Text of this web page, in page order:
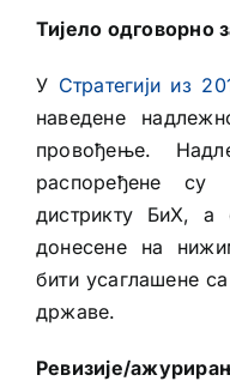
Тијело одговорно
У Стратегији из
наведене
провођење.
распоређене
дистрикту БиХ, а
донесене на
бити усаглашене
државе.
Ревизије/